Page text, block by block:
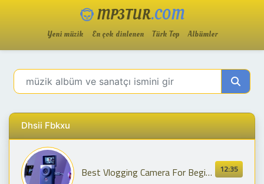
MP3TUR.COM
Yeni müzik En çok dinlenen Türk Top Albümler
Dhsii Fbkxu
12:35
Best Vlogging Camera For Beginners